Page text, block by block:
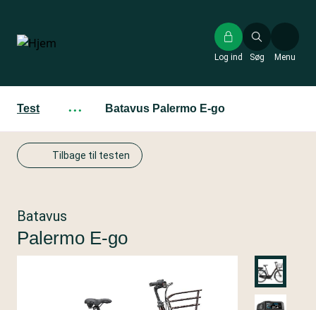
hovedindhold
Søg
Log ind Menu
Test ··· Batavus Palermo E-go
Tilbage til testen
Batavus
Palermo E-go